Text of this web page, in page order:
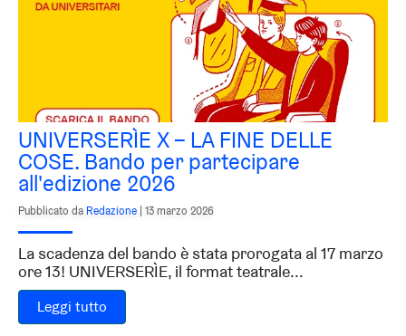
UNIVERSERÌE X – LA FINE DELLE
COSE. Bando per partecipare
all'edizione 2026
Pubblicato da Redazione 13 marzo 2026
La scadenza del bando è stata prorogata al 17 marzo
ore 13! UNIVERSERÌE, il format teatrale...
Leggi tutto